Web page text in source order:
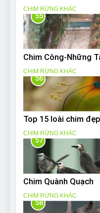
CHIM RỪNG KHÁC
55
Chim Công-Những
CHIM RỪNG KHÁC
56
Top 15 loài chim
CHIM RỪNG KHÁC
57
Chim Quành Quạch
CHIM RỪNG KHÁC
58